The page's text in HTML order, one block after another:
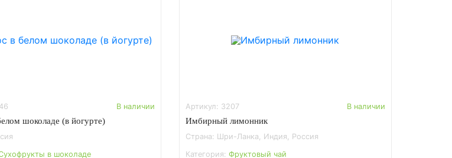
В наличии
шоколаде (в йогурте)
в шоколаде
Артикул: 3207 В наличии
Имбирный лимонник
Страна: Шри-Ланка, Индия, Россия
Категория: Фруктовый чай